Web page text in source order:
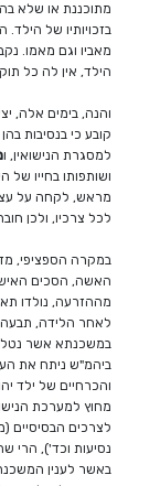
מתוכננת או שלא
בזכויותיו של
מאביו וגם מאמו.
הילד, אין לה כל
והנה, בימים אלה,
קובע כי בנסיבות
למסגרת הנישואין, ו
ושותפותו בחייו
מראש, לקחה על
לכל צרכיו, ולכן
במקרה הספציפי,
האשה, הסכים
מההזרעה, נולדו
לאחר הלידה,
במשכנתא אשר
ביהמ"ש ניתח את
והכרחיים של ילד
מחוץ למערכת
לצרכים הבסיסיים
נסיעות וכד'), הרי
באשר לענין